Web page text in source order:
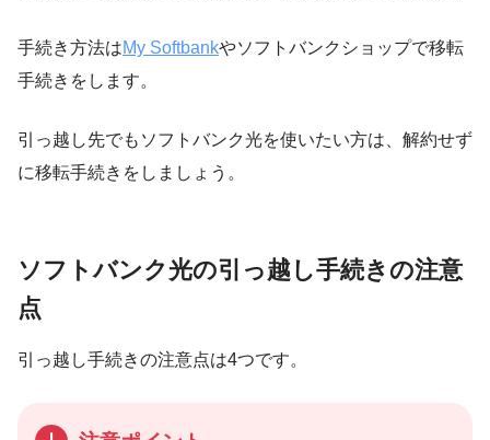
手続き方法はMy Softbankやソフトバンクショップで移転
手続きをします。
引っ越し先でもソフトバンク光を使いたい方は、解約せず
に移転手続きをしましょう。
ソフトバンク光の引っ越し手続きの注意
点
引っ越し手続きの注意点は4つです。